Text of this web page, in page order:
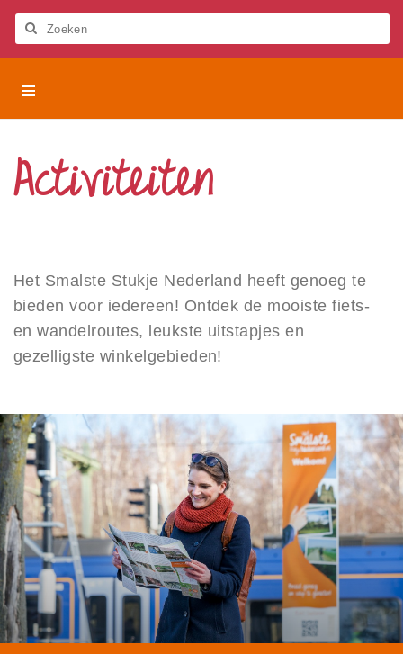
Deze
website
een
toegankelijkheidssysteem.
Het Smalste Stukje Nederland
Wandelroutes
Workshops
Eten en drinken
Overnachten
Lokale cadeaubon
Over
Privacy
Toegankelijkheid
Stukje
Activiteiten
Het Smalste Stukje Nederland heeft genoeg te
bieden voor iedereen! Ontdek de mooiste fiets-
en wandelroutes, leukste uitstapjes en
gezelligste winkelgebieden!